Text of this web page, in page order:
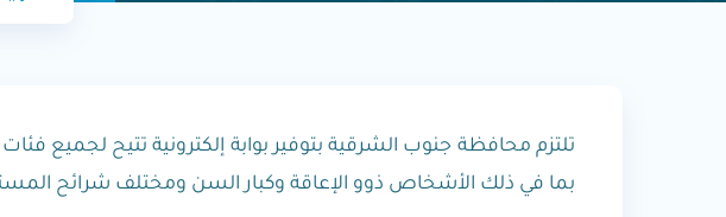
تلتزم محافظة جنوب الشرقية بتوفير بوابة إلكترونية تتيح لجميع
بما في ذلك الأشخاص ذوو الإعاقة وكبار السن ومختلف شرائح